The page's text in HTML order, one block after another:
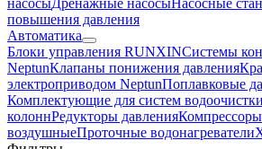
насосыДренажные насосыНасосные
повышения давления
Автоматика
Блоки управления RUNXINСистемы
NeptunКлапаны понижения давления
электроприводом NeptunПоплавковые
Комплектующие для систем
колоннРедукторы давленияКомпрессоры
воздушныеПроточные водонагреватели